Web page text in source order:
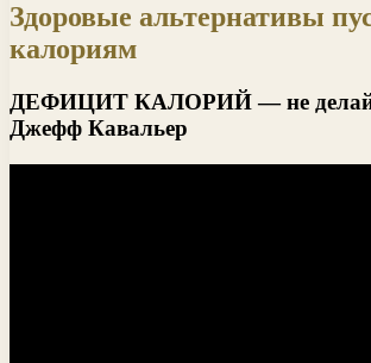
Здоровые альтернативы
калориям
ДЕФИЦИТ КАЛОРИЙ — не делай
Джефф Кавальер